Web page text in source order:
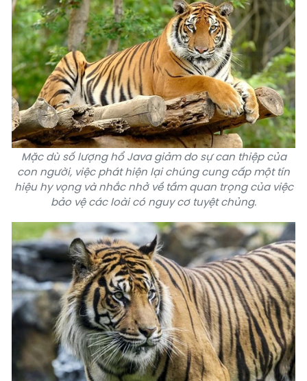
Mặc dù số lượng hổ Java giảm do sự can thiệp của
con người, việc phát hiện lại chúng cung cấp một tín
hiệu hy vọng và nhắc nhở về tầm quan trọng của việc
bảo vệ các loài có nguy cơ tuyệt chủng.